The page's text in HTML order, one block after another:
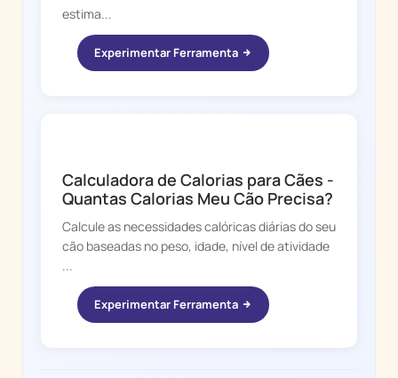
estima...
Experimentar Ferramenta
Calculadora de Calorias para Cães -
Quantas Calorias Meu Cão Precisa?
Calcule as necessidades calóricas diárias do seu
cão baseadas no peso, idade, nível de atividade
...
Experimentar Ferramenta